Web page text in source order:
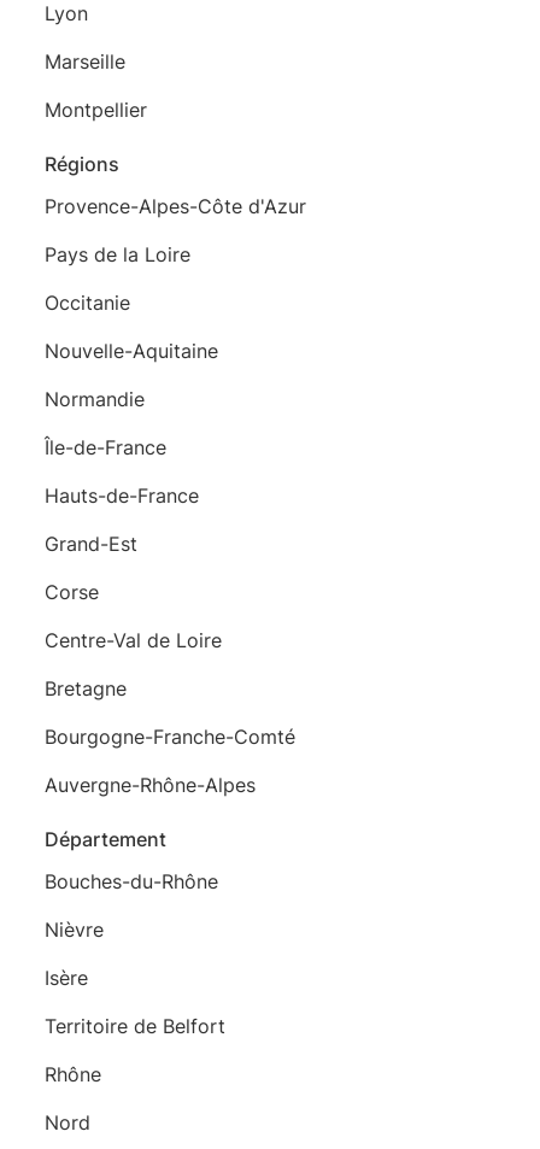
Lyon
Marseille
Montpellier
Régions
Provence-Alpes-Côte d'Azur
Pays de la Loire
Occitanie
Nouvelle-Aquitaine
Normandie
Île-de-France
Hauts-de-France
Grand-Est
Corse
Centre-Val de Loire
Bretagne
Bourgogne-Franche-Comté
Auvergne-Rhône-Alpes
Département
Bouches-du-Rhône
Nièvre
Isère
Territoire de Belfort
Rhône
Nord